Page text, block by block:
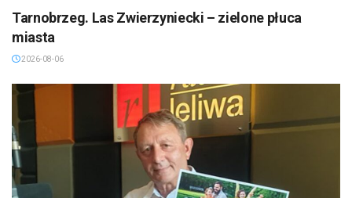
Tarnobrzeg. Las Zwierzyniecki – zielone płuca
miasta
2026-08-06